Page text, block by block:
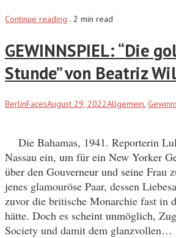
Continue reading . 2 min read
GEWINNSPIEL: “Die
Stunde” von Beatriz
BerlinFacesAugust 29, 2022Allgemein,
Die Bahamas, 1941. Reporterin
Nassau ein, um für ein New Yorker
über den Gouverneur und seine Frau
jenes glamouröse Paar, dessen
zuvor die britische Monarchie fast in
hätte. Doch es scheint unmöglich,
Society und damit dem glanzvollen…